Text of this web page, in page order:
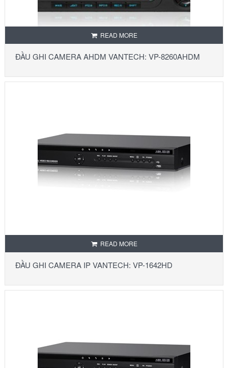
READ MORE
ĐẦU GHI CAMERA AHDM VANTECH: VP-8260AHDM
READ MORE
ĐẦU GHI CAMERA IP VANTECH: VP-1642HD